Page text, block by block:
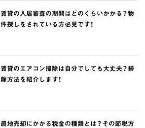
賃貸の入居審査の期間はどのくらいかかる？物
件探しをされている方必見です！
賃貸のエアコン掃除は自分でしても大丈夫？掃
除方法を紹介します！
農地売却にかかる税金の種類とは？その節税方